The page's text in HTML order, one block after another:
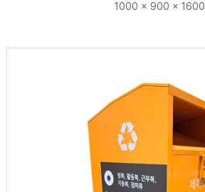
1000 × 900 × 1600